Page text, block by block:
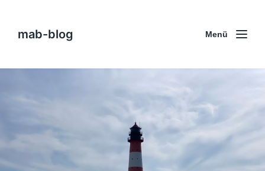
mab-blog Menü